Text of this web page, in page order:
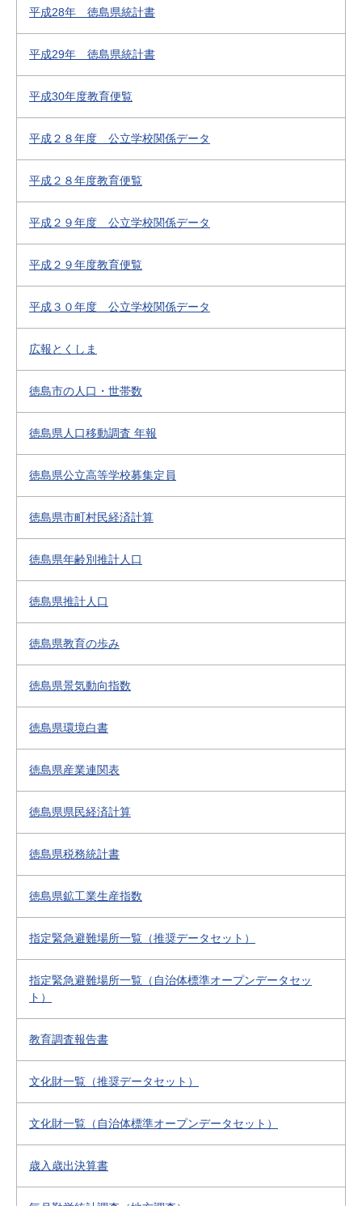
平成28年 徳島県統計書
平成29年 徳島県統計書
平成30年度教育便覧
平成２８年度 公立学校関係データ
平成２８年度教育便覧
平成２９年度 公立学校関係データ
平成２９年度教育便覧
平成３０年度 公立学校関係データ
広報とくしま
徳島市の人口・世帯数
徳島県人口移動調査 年報
徳島県公立高等学校募集定員
徳島県市町村民経済計算
徳島県年齢別推計人口
徳島県推計人口
徳島県教育の歩み
徳島県景気動向指数
徳島県環境白書
徳島県産業連関表
徳島県県民経済計算
徳島県税務統計書
徳島県鉱工業生産指数
指定緊急避難場所一覧（推奨データセット）
指定緊急避難場所一覧（自治体標準オープンデータセッ
ト）
教育調査報告書
文化財一覧（推奨データセット）
文化財一覧（自治体標準オープンデータセット）
歳入歳出決算書